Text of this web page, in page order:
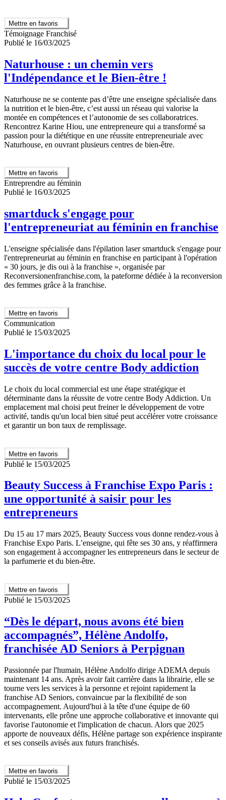
Mettre en favoris
Témoignage Franchisé
Publié le 16/03/2025
Naturhouse : un chemin vers
l'Indépendance et le Bien-être !
Naturhouse ne se contente pas d’être une enseigne spécialisée dans
la nutrition et le bien-être, c’est aussi un réseau qui valorise la
montée en compétences et l’autonomie de ses collaboratrices.
Rencontrez Karine Hiou, une entrepreneure qui a transformé sa
passion pour la diététique en une réussite entrepreneuriale avec
Naturhouse, en ouvrant plusieurs centres de bien-être.
Mettre en favoris
Entreprendre au féminin
Publié le 16/03/2025
smartduck s'engage pour
l'entrepreneuriat au féminin en franchise
L'enseigne spécialisée dans l'épilation laser smartduck s'engage pour
l'entrepreneuriat au féminin en franchise en participant à l'opération
« 30 jours, je dis oui à la franchise », organisée par
Reconversionenfranchise.com, la pateforme dédiée à la reconversion
des femmes grâce à la franchise.
Mettre en favoris
Communication
Publié le 15/03/2025
L'importance du choix du local pour le
succès de votre centre Body addiction
Le choix du local commercial est une étape stratégique et
déterminante dans la réussite de votre centre Body Addiction. Un
emplacement mal choisi peut freiner le développement de votre
activité, tandis qu'un local bien situé peut accélérer votre croissance
et garantir un bon taux de remplissage.
Mettre en favoris
Publié le 15/03/2025
Beauty Success à Franchise Expo Paris :
une opportunité à saisir pour les
entrepreneurs
Du 15 au 17 mars 2025, Beauty Success vous donne rendez-vous à
Franchise Expo Paris. L’enseigne, qui fête ses 30 ans, y réaffirmera
son engagement à accompagner les entrepreneurs dans le secteur de
la parfumerie et du bien-être.
Mettre en favoris
Publié le 15/03/2025
“Dès le départ, nous avons été bien
accompagnés”, Hélène Andolfo,
franchisée AD Seniors à Perpignan
Passionnée par l'humain, Hélène Andolfo dirige ADEMA depuis
maintenant 14 ans. Après avoir fait carrière dans la librairie, elle se
tourne vers les services à la personne et rejoint rapidement la
franchise AD Seniors, convaincue par la flexibilité de son
accompagnement. Aujourd'hui à la tête d'une équipe de 60
intervenants, elle prône une approche collaborative et innovante qui
favorise l'autonomie et l'implication de chacun. Alors que 2025
apporte de nouveaux défis, Hélène partage son expérience inspirante
et ses conseils avisés aux futurs franchisés.
Mettre en favoris
Publié le 15/03/2025